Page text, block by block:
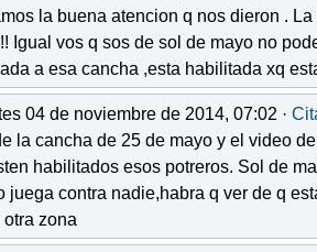
la buena atencion q nos dieron .
Igual vos q sos de sol de mayo no
a esa cancha ,esta habilitada xq
04 de noviembre de 2014, 07:02 ·
la cancha de 25 de mayo y el video
habilitados esos potreros. Sol de
juega contra nadie,habra q ver de q
zona